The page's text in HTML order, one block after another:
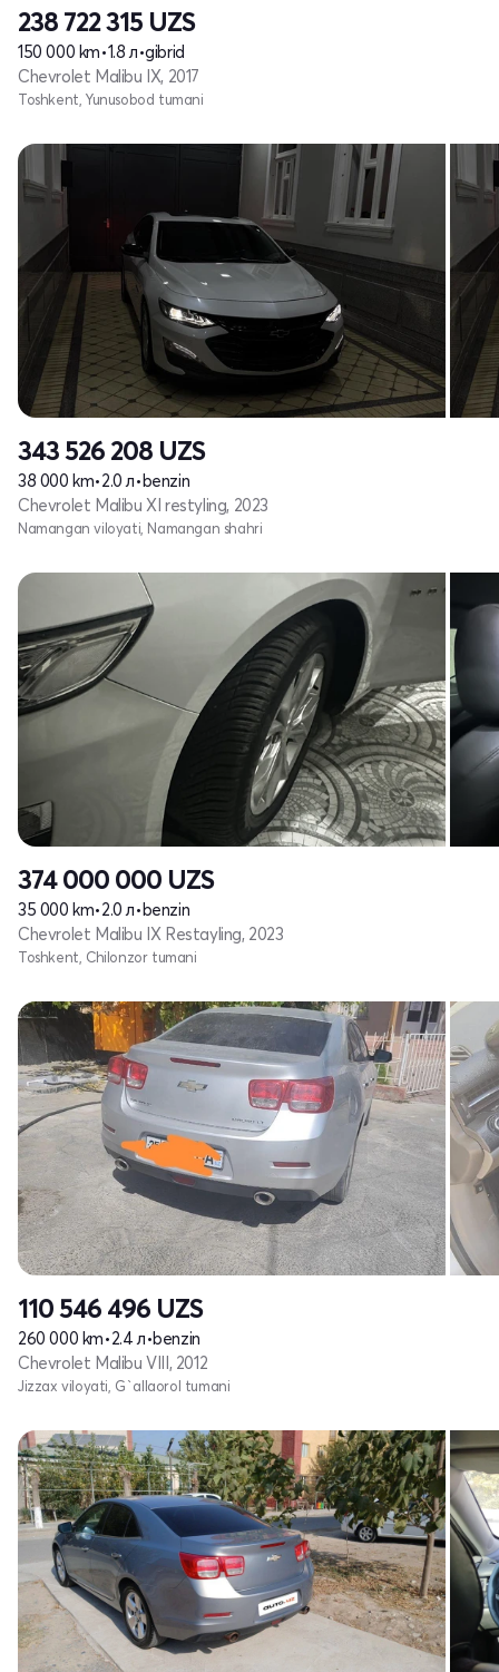
238 722 315 UZS
150 000 km•1.8 л•gibrid
Chevrolet Malibu IX, 2017
Toshkent, Yunusobod tumani
343 526 208 UZS
38 000 km•2.0 л•benzin
Chevrolet Malibu XI restyling, 2023
Namangan viloyati, Namangan shahri
374 000 000 UZS
35 000 km•2.0 л•benzin
Chevrolet Malibu IX Restayling, 2023
Toshkent, Chilonzor tumani
110 546 496 UZS
260 000 km•2.4 л•benzin
Chevrolet Malibu VIII, 2012
Jizzax viloyati, G`allaorol tumani